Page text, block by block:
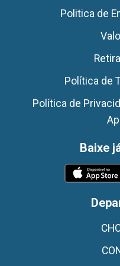
Politica de
Política de
Política de
Baixe